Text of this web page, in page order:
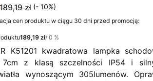
189,19 zł (- 10%)
cen produktu w ciągu 30 dni przed promocją:
189,19 zł/ 0 %
K51201 kwadratowa lampka
z klasą szczelności IP54 i
wynoszącym 305lumenów.